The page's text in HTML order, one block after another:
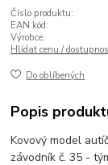
Číslo produktu:
EAN kód:
Výrobce:
Hlídat cenu /
Do oblíbených
Popis
Kovový model
závodník č. 35 -